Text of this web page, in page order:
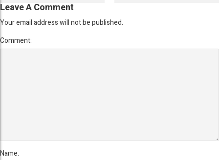
Leave A Comment
Your email address will not be published.
Comment:
Name: